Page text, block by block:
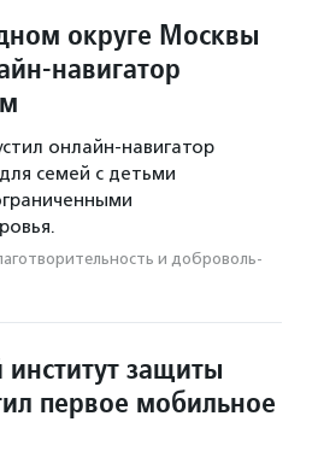
округе Москвы
навигатор
онлайн-навигатор
семей с детьми
и доброволь­
защиты
первое мобильное